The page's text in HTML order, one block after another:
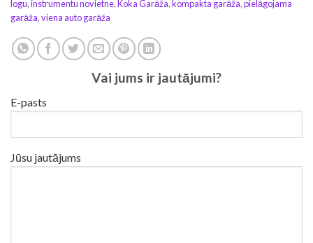
logu,instrumentu novietne,Koka Garāža,kompakta garāža,pielāgojama
garāža,viena auto garāža
Vai jums ir jautājumi?
E-pasts
Jūsu jautājums